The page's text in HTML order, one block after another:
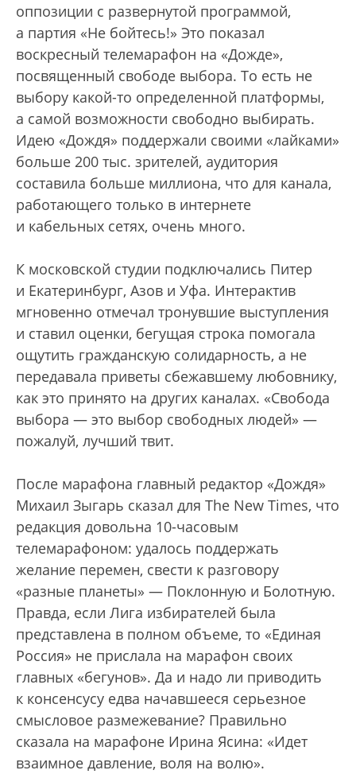
оппозиции с развернутой программой,
а партия «Не бойтесь!» Это показал
воскресный телемарафон на «Дожде»,
посвященный свободе выбора. То есть не
выбору какой-то определенной платформы,
а самой возможности свободно выбирать.
Идею «Дождя» поддержали своими «лайками»
больше 200 тыс. зрителей, аудитория
составила больше миллиона, что для канала,
работающего только в интернете
и кабельных сетях, очень много.
К московской студии подключались Питер
и Екатеринбург, Азов и Уфа. Интерактив
мгновенно отмечал тронувшие выступления
и ставил оценки, бегущая строка помогала
ощутить гражданскую солидарность, а не
передавала приветы сбежавшему любовнику,
как это принято на других каналах. «Свобода
выбора — это выбор свободных людей» —
пожалуй, лучший твит.
После марафона главный редактор «Дождя»
Михаил Зыгарь сказал для The New Times, что
редакция довольна 10-часовым
телемарафоном: удалось поддержать
желание перемен, свести к разговору
«разные планеты» — Поклонную и Болотную.
Правда, если Лига избирателей была
представлена в полном объеме, то «Единая
Россия» не прислала на марафон своих
главных «бегунов». Да и надо ли приводить
к консенсусу едва начавшееся серьезное
смысловое размежевание? Правильно
сказала на марафоне Ирина Ясина: «Идет
взаимное давление, воля на волю».